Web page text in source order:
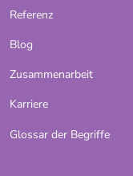
Referenz
Blog
Zusammenarbeit
Karriere
Glossar der Begriffe